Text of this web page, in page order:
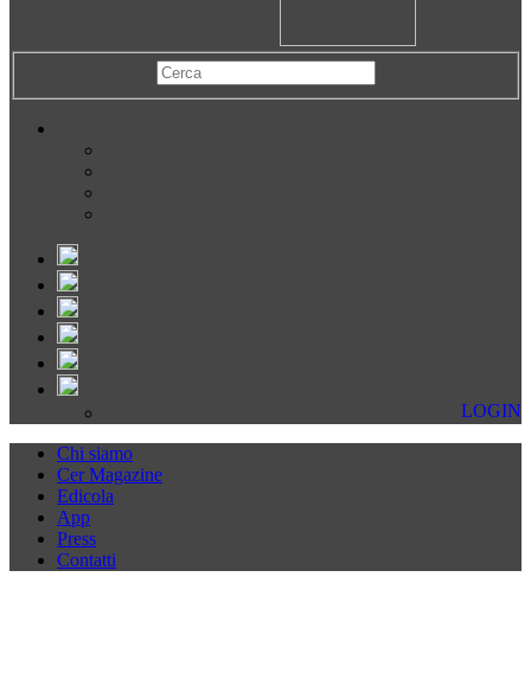
LOGIN
Chi siamo
Cer Magazine
Edicola
App
Press
Contatti